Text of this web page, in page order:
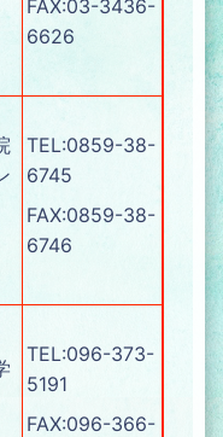
FAX:03-3436-
6626
TEL:0859-38-
6745
FAX:0859-38-
6746
TEL:096-373-
5191
FAX:096-366-